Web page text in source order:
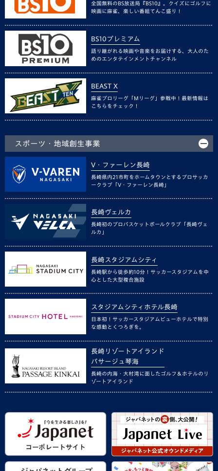
全国無料のBS放送局『BS10』。クイズにゴルフに
映画に麻雀、楽しい番組てんこ盛り！
BS10プレミアム
語り継がれる映画や音楽をお届けする、大人のた
めのエンタテインメントチャンネル
BEAST X
麻雀プロリーグ「Mリーグ」参戦中！最新情報は
こちらをチェック！
スポーツ・地域創生事業
V・ファーレン長崎
長崎県内21市町をホームタウンとするプロサッカ
ークラブ「V・ファーレン長崎」
長崎ヴェルカ
長崎初のプロバスケットボールクラブ「長崎ヴェ
ルカ」
長崎スタジアムシティ
長崎駅から徒歩約10分！サッカースタジアムを中
心とした大型複合施設
スタジアムシティホテル長崎
日本初！サッカースタジアムビューホテルで特別
な感動とくつろぎを。
長崎リゾートアイランド
パサージュ琴海
長崎の内海・大村湾に面したゴルフ＆ホテルのリ
ゾートアイランド